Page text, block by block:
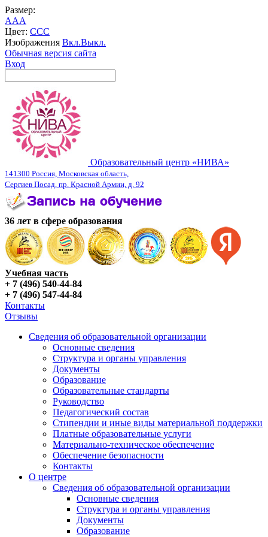
Размер:
AAA
Цвет: CCC
Изображения Вкл.Выкл.
Обычная версия сайта
Вход
Образовательный центр «НИВА»
141300 Россия, Московская область,
Сергиев Посад, пр. Красной Армии, д. 92
36 лет в сфере образования
Учебная часть
+ 7 (496) 540-44-84
+ 7 (496) 547-44-84
Контакты
Отзывы
Сведения об образовательной организации
Основные сведения
Структура и органы управления
Документы
Образование
Образовательные стандарты
Руководство
Педагогический состав
Стипендии и иные виды материальной поддержки
Платные образовательные услуги
Материально-техническое обеспечение
Обеспечение безопасности
Контакты
О центре
Сведения об образовательной организации
Основные сведения
Структура и органы управления
Документы
Образование